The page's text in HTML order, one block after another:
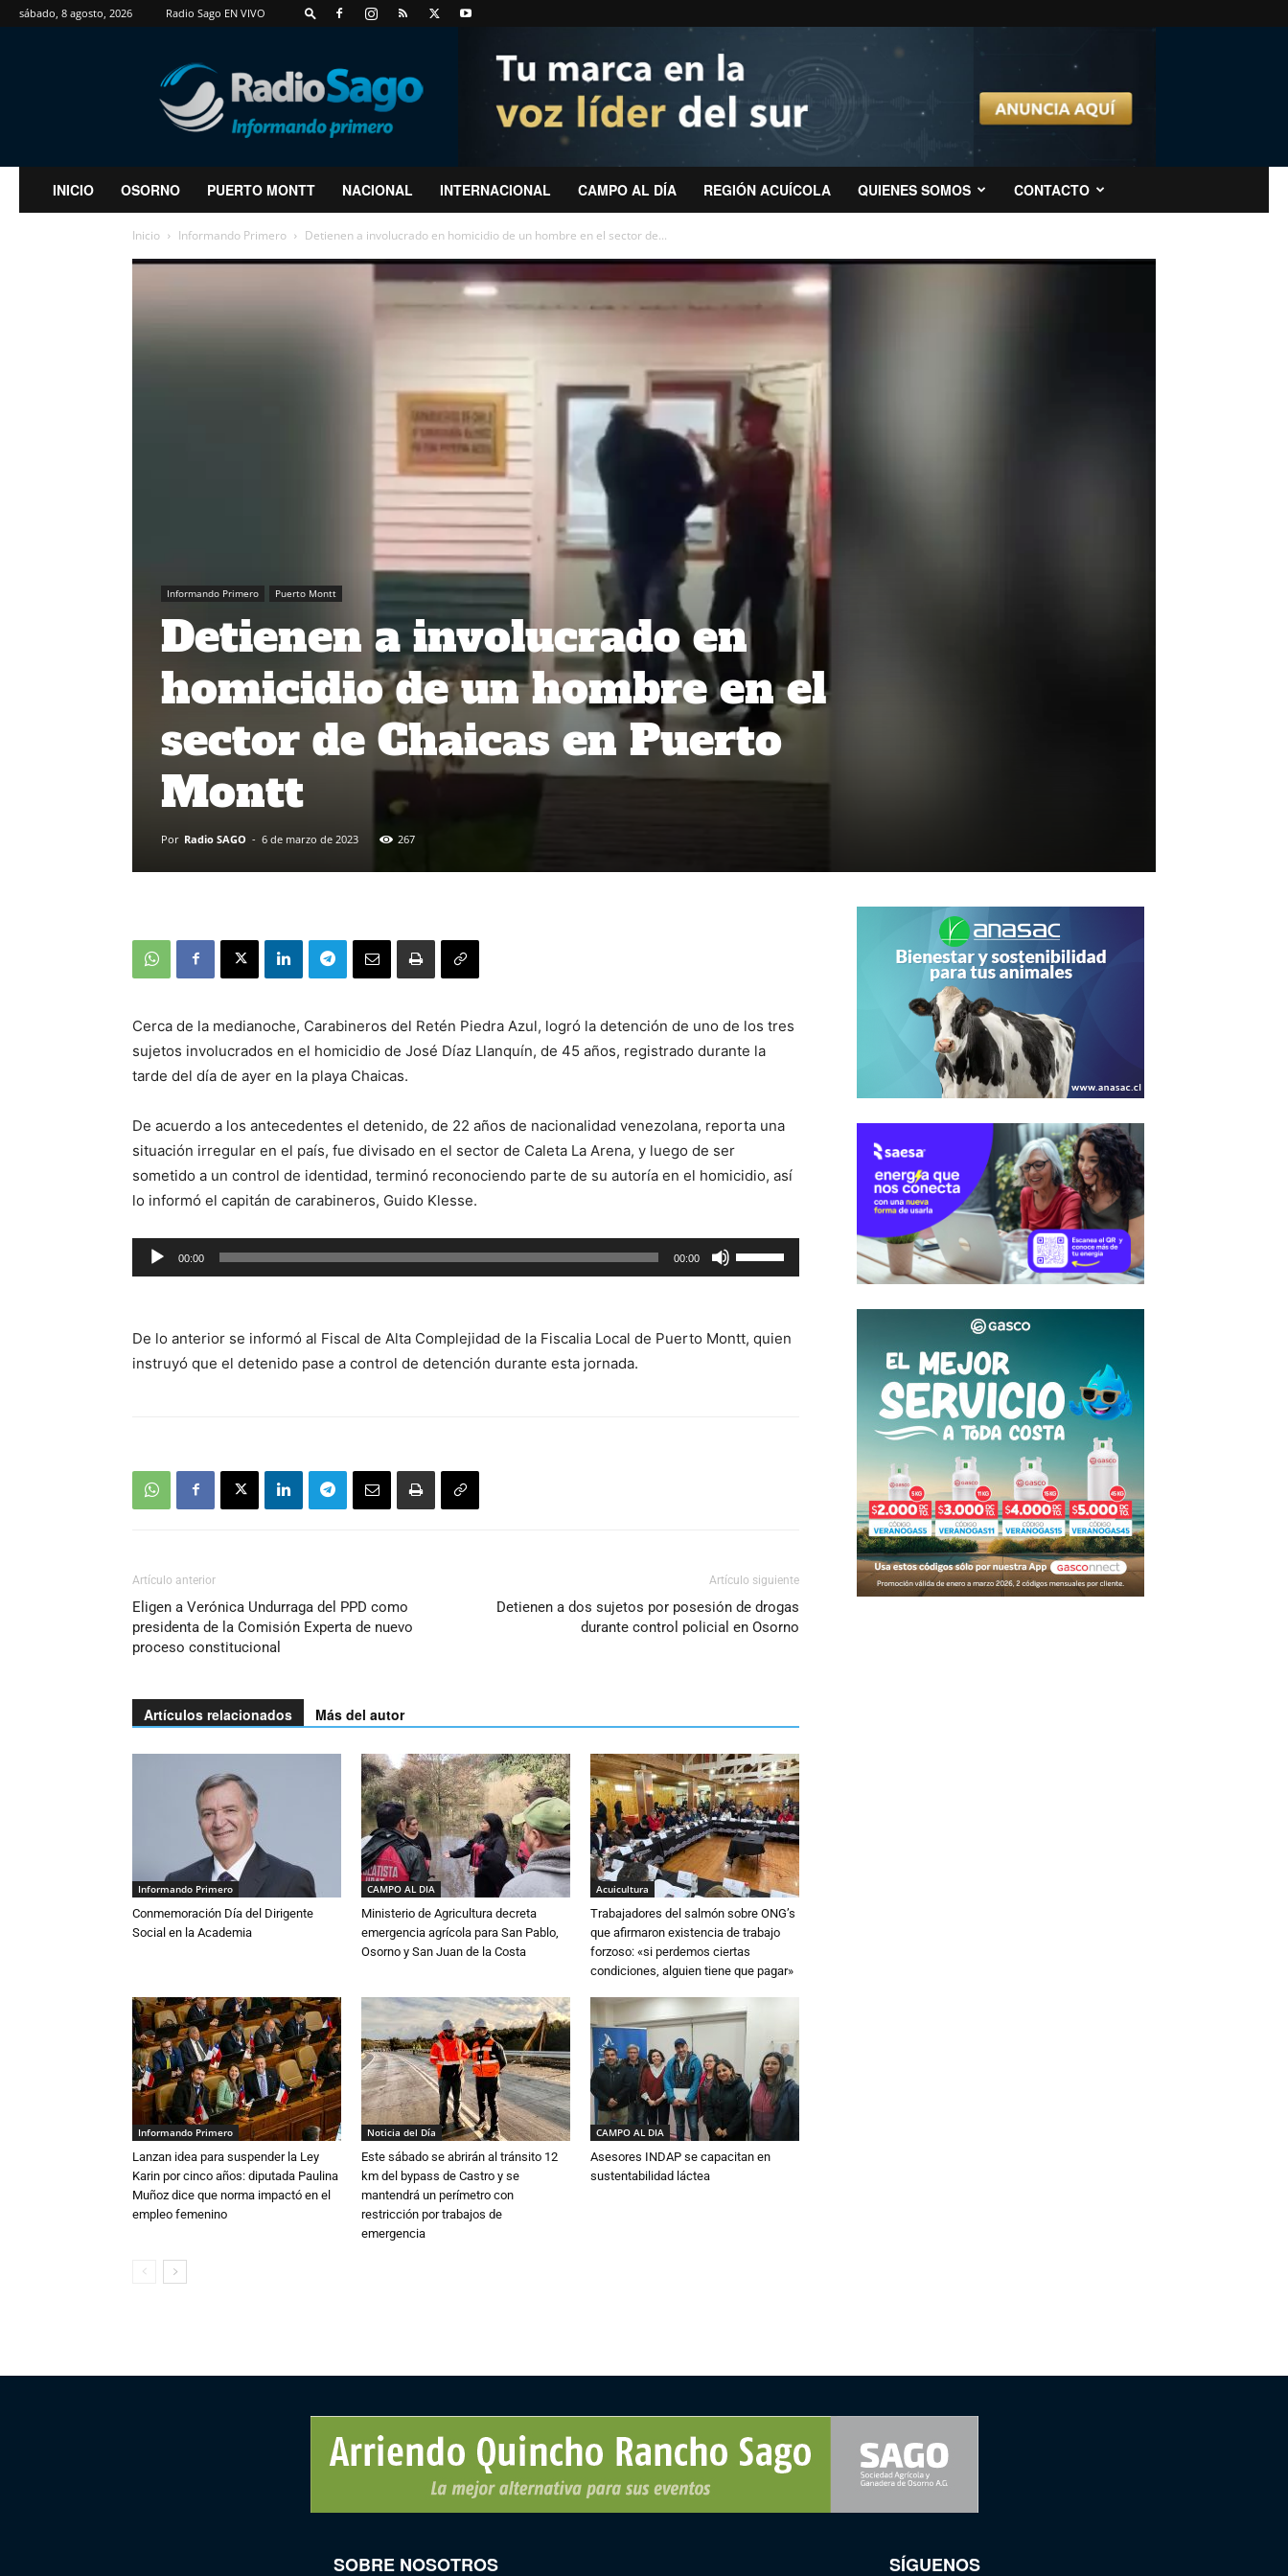
sábado, 8 agosto, 2026 Radio Sago EN VIVO
RadioSago
INICIO OSORNO PUERTO MONTT NACIONAL INTERNACIONAL CAMPO AL DÍA REGIÓN ACUÍCOLA QUIENES SOMOS CONTACTO
Inicio Informando Primero Detienen a involucrado en homicidio de un hombre en el sector de...
Informando Primero Puerto Montt
Detienen a involucrado en
homicidio de un hombre en el
sector de Chaicas en Puerto
Montt
Por Radio SAGO - 6 de marzo de 2023 267
Cerca de la medianoche, Carabineros del Retén Piedra Azul, logró la detención de uno de los tres
sujetos involucrados en el homicidio de José Díaz Llanquín, de 45 años, registrado durante la
tarde del día de ayer en la playa Chaicas.
De acuerdo a los antecedentes el detenido, de 22 años de nacionalidad venezolana, reporta una
situación irregular en el país, fue divisado en el sector de Caleta La Arena, y luego de ser
sometido a un control de identidad, terminó reconociendo parte de su autoría en el homicidio, así
lo informó el capitán de carabineros, Guido Klesse.
Reproductor
de
00:00 00:00
las
flecha
De lo anterior se informó al Fiscal de Alta Complejidad de la Fiscalia Local de Puerto Montt, quien
instruyó que el detenido pase a control de detención durante esta jornada.
Artículo anterior
Eligen a Verónica Undurraga del PPD como
presidenta de la Comisión Experta de nuevo
proceso constitucional
Artículo siguiente
Detienen a dos sujetos por posesión de drogas
durante control policial en Osorno
Artículos relacionados Más del autor
Informando Primero
Conmemoración Día del Dirigente
Social en la Academia
CAMPO AL DIA
Ministerio de Agricultura decreta
emergencia agrícola para San Pablo,
Osorno y San Juan de la Costa
Acuicultura
Trabajadores del salmón sobre ONG’s
que afirmaron existencia de trabajo
forzoso: «si perdemos ciertas
condiciones, alguien tiene que pagar»
Informando Primero
Lanzan idea para suspender la Ley
Karin por cinco años: diputada Paulina
Muñoz dice que norma impactó en el
empleo femenino
Noticia del Día
Este sábado se abrirán al tránsito 12
km del bypass de Castro y se
mantendrá un perímetro con
restricción por trabajos de
emergencia
CAMPO AL DIA
Asesores INDAP se capacitan en
sustentabilidad láctea
SOBRE NOSOTROS SÍGUENOS